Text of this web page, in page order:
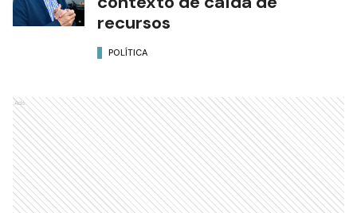
recursos
POLÍTICA
Ads